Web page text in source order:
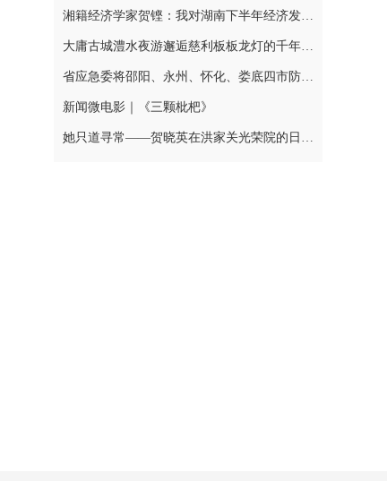
湘籍经济学家贺铿：我对湖南下半年经济发展有信心
大庸古城澧水夜游邂逅慈利板板龙灯的千年浪漫
省应急委将邵阳、永州、怀化、娄底四市防汛抗灾应急响应提升至三级
新闻微电影｜《三颗枇杷》
她只道寻常——贺晓英在洪家关光荣院的日与夜